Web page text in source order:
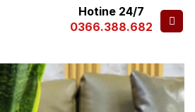
Hotine 24/7
0366.388.682